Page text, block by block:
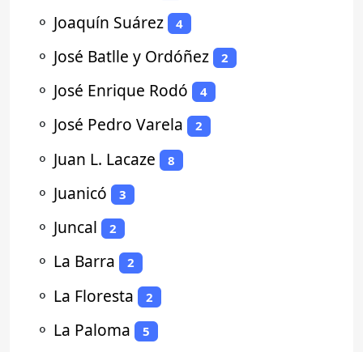
⚬ Joaquín Suárez 4
⚬ José Batlle y Ordóñez 2
⚬ José Enrique Rodó 4
⚬ José Pedro Varela 2
⚬ Juan L. Lacaze 8
⚬ Juanicó 3
⚬ Juncal 2
⚬ La Barra 2
⚬ La Floresta 2
⚬ La Paloma 5